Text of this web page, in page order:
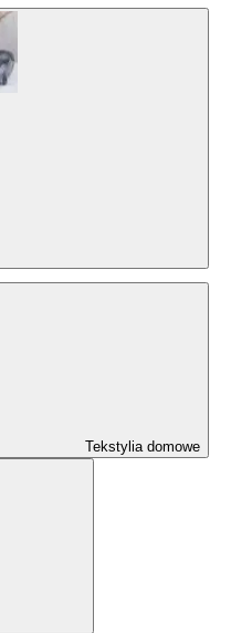
Tekstylia domowe